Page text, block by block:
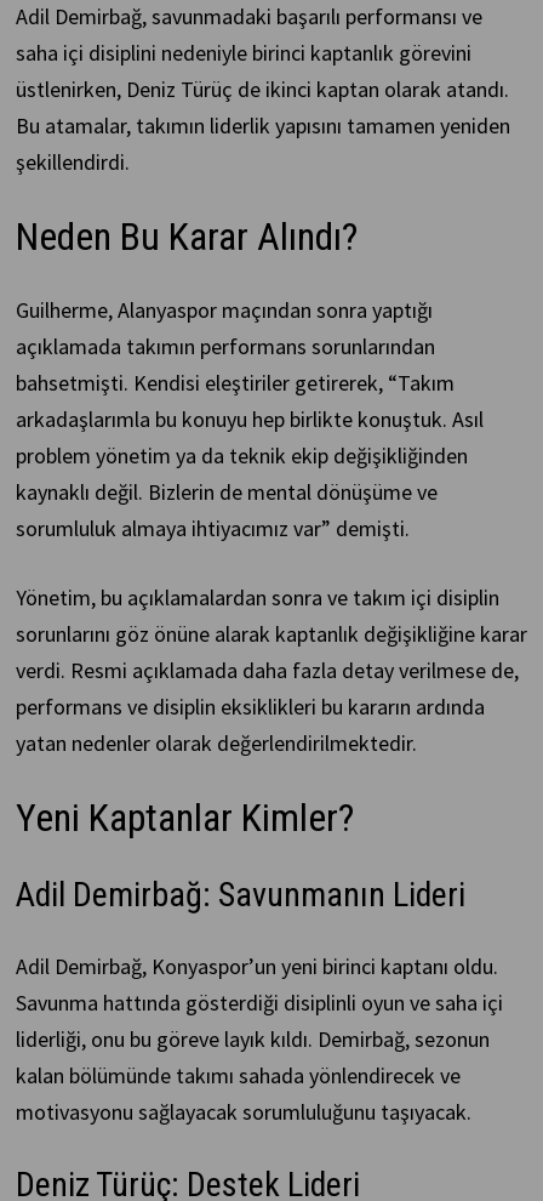
Adil Demirbağ, savunmadaki başarılı performansı ve
saha içi disiplini nedeniyle birinci kaptanlık görevini
üstlenirken, Deniz Türüç de ikinci kaptan olarak atandı.
Bu atamalar, takımın liderlik yapısını tamamen yeniden
şekillendirdi.
Neden Bu Karar Alındı?
Guilherme, Alanyaspor maçından sonra yaptığı
açıklamada takımın performans sorunlarından
bahsetmişti. Kendisi eleştiriler getirerek, “Takım
arkadaşlarımla bu konuyu hep birlikte konuştuk. Asıl
problem yönetim ya da teknik ekip değişikliğinden
kaynaklı değil. Bizlerin de mental dönüşüme ve
sorumluluk almaya ihtiyacımız var” demişti.
Yönetim, bu açıklamalardan sonra ve takım içi disiplin
sorunlarını göz önüne alarak kaptanlık değişikliğine karar
verdi. Resmi açıklamada daha fazla detay verilmese de,
performans ve disiplin eksiklikleri bu kararın ardında
yatan nedenler olarak değerlendirilmektedir.
Yeni Kaptanlar Kimler?
Adil Demirbağ: Savunmanın Lideri
Adil Demirbağ, Konyaspor’un yeni birinci kaptanı oldu.
Savunma hattında gösterdiği disiplinli oyun ve saha içi
liderliği, onu bu göreve layık kıldı. Demirbağ, sezonun
kalan bölümünde takımı sahada yönlendirecek ve
motivasyonu sağlayacak sorumluluğunu taşıyacak.
Deniz Türüç: Destek Lideri